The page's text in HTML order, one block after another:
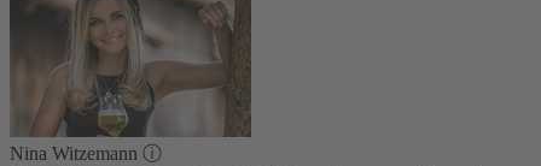
Nina Witzemann ⓘ